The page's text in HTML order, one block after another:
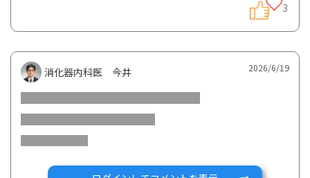
ペンタサを飲み続けて、9ヶ月後に、肩甲骨、腰、股関節、
その後、膝と膝から下の関節痛のみが残り、3ヶ月ほど悩んで
います。
医師からは合併症だと言われており、食生活にも十分と言え
題なしです。
包に増やそうとのことで飲みました。時間を守り、いつもと
3
消化器内科医 今井 2026/6/19